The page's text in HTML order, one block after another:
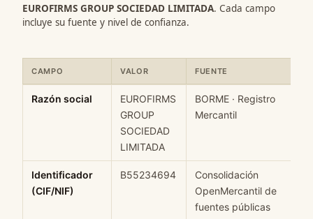
EUROFIRMS GROUP SOCIEDAD LIMITADA. Cada campo
incluye su fuente y nivel de confianza.
CAMPO VALOR FUENTE
Razón social
EUROFIRMS
GROUP
SOCIEDAD
LIMITADA
BORME · Registro
Mercantil
Identificador
(CIF/NIF)
B55234694
Consolidación
OpenMercantil de
fuentes públicas